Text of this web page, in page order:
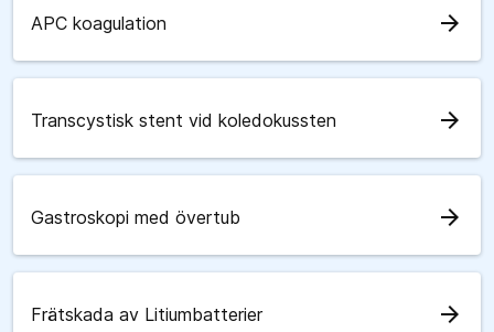
APC koagulation arrow_forward
Transcystisk stent vid koledokussten arrow_forward
Gastroskopi med övertub arrow_forward
Frätskada av Litiumbatterier arrow_forward